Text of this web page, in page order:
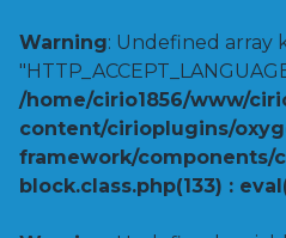
Warning: Undefined array
/home/cirio1856/www/
content/cirioplugins/
framework/components/
block.class.php(133) :